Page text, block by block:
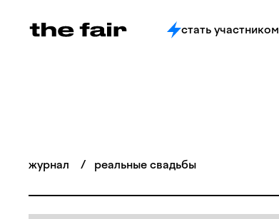
стать участником
журнал / реальные свадьбы